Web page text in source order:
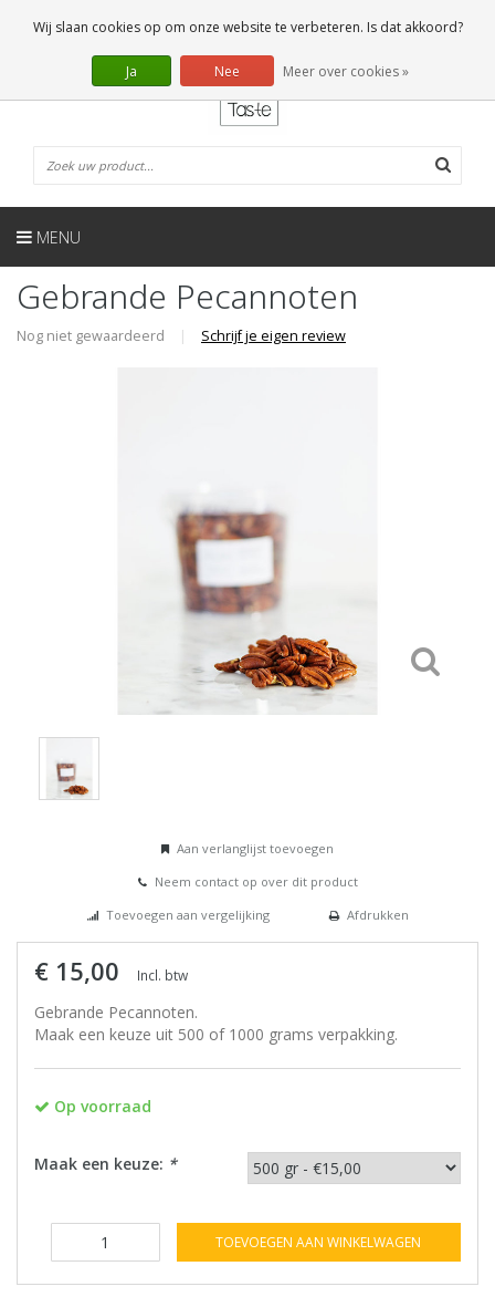
0 Artikelen
NL
MENU
Gebrande Pecannoten
Nog niet gewaardeerd | Schrijf je eigen review
Aan verlanglijst toevoegen
Neem contact op over dit product
Toevoegen aan vergelijking
Afdrukken
€ 15,00 Incl. btw
Gebrande Pecannoten.
Maak een keuze uit 500 of 1000 grams verpakking.
Op voorraad
Maak een keuze: *
TOEVOEGEN AAN WINKELWAGEN
Wij slaan cookies op om onze website te verbeteren. Is dat akkoord?
Ja Nee Meer over cookies »